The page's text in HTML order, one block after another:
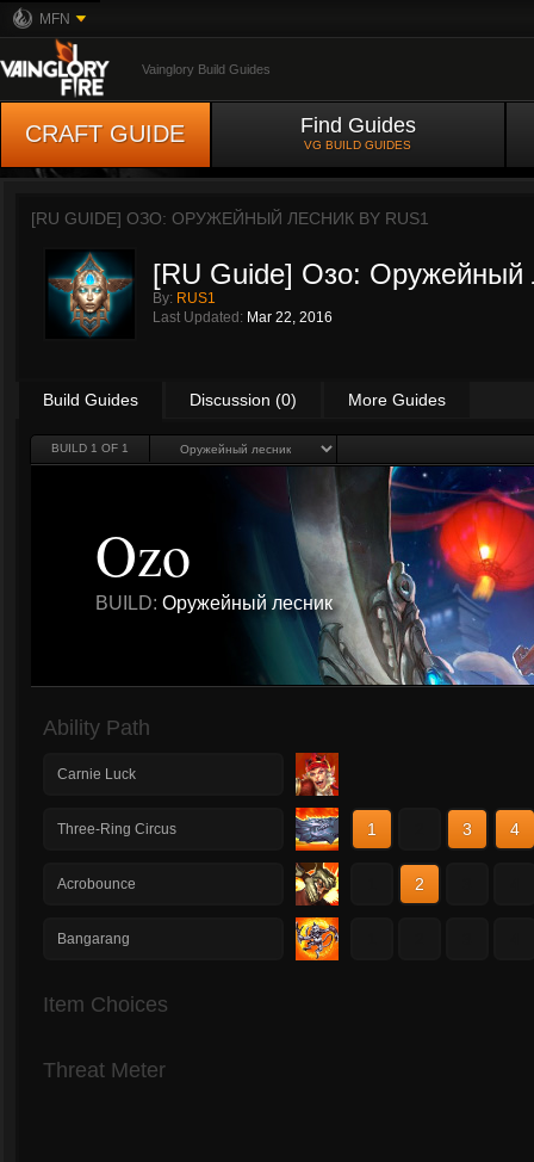
MFN
Vainglory Build Guides
CRAFT GUIDE Find Guides
VG BUILD GUIDES
[RU GUIDE] ОЗО: ОРУЖЕЙНЫЙ ЛЕСНИК BY RUS1
[RU Guide] Озо: Оружейный
By: RUS1
Last Updated: Mar 22, 2016
Build Guides Discussion (0) More Guides
BUILD 1 OF 1
Ozo
BUILD: Оружейный лесник
Ability Path
Carnie Luck
Three-Ring Circus 1 3 4
Acrobounce 2
Bangarang
Item Choices
Threat Meter